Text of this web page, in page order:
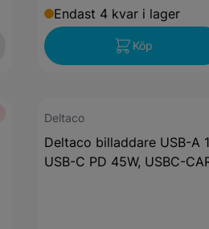
Endast 4 kvar i lager
Köp
Deltaco
Deltaco billaddare USB-A
USB-C PD 45W, USBC-